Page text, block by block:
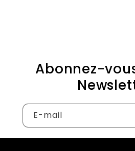
Abonnez-
E-mail